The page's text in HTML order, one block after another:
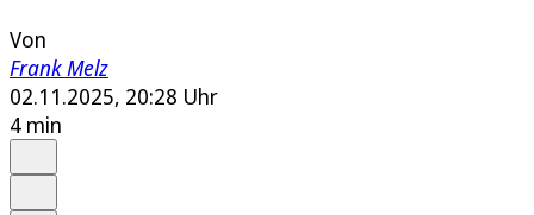
Von
Frank Melz
02.11.2025, 20:28 Uhr
4 min